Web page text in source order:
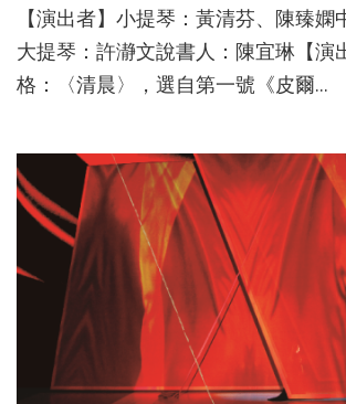
【演出者】小提琴：黃清芬、陳臻
大提琴：許瀞文說書人：陳宜琳【演
格：〈清晨〉，選自第一號《皮爾...